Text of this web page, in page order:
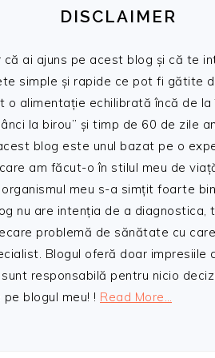
DISCLAIMER
că ai ajuns pe acest blog și că te
simple și rapide ce pot fi gătite
o alimentație echilibrată încă de
la birou” și timp de 60 de zile
blog este unul bazat pe o
am făcut-o în stilul meu de
meu s-a simțit foarte
nu are intenția de a diagnostica,
problemă de sănătate cu
Blogul oferă doar impresiile
responsabilă pentru nicio
blogul meu! ! Read More…